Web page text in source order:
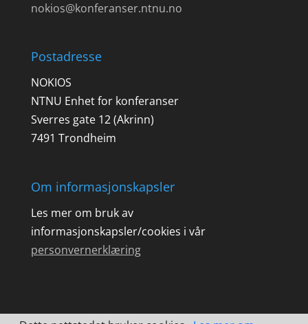
nokios@konferanser.ntnu.no
Postadresse
NOKIOS
NTNU Enhet for konferanser
Sverres gate 12 (Akrinn)
7491 Trondheim
Om informasjonskapsler
Les mer om bruk av
informasjonskapsler/cookies i vår
personvernerklæring